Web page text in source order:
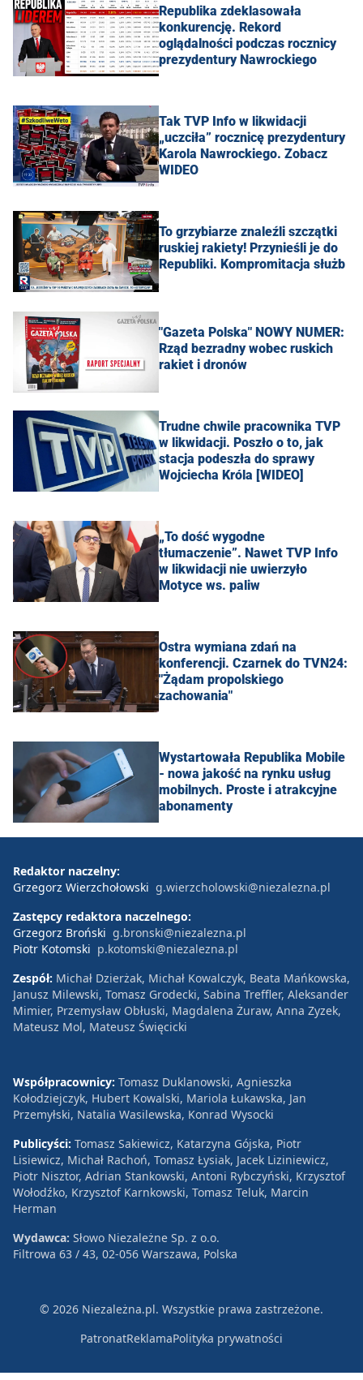
Republika zdeklasowała
konkurencję. Rekord
oglądalności podczas rocznicy
prezydentury Nawrockiego
Tak TVP Info w likwidacji
„uczciła” rocznicę prezydentury
Karola Nawrockiego. Zobacz
WIDEO
To grzybiarze znaleźli szczątki
ruskiej rakiety! Przynieśli je do
Republiki. Kompromitacja służb
"Gazeta Polska" NOWY NUMER:
Rząd bezradny wobec ruskich
rakiet i dronów
Trudne chwile pracownika TVP
w likwidacji. Poszło o to, jak
stacja podeszła do sprawy
Wojciecha Króla [WIDEO]
„To dość wygodne
tłumaczenie”. Nawet TVP Info
w likwidacji nie uwierzyło
Motyce ws. paliw
Ostra wymiana zdań na
konferencji. Czarnek do TVN24:
"Żądam propolskiego
zachowania"
Wystartowała Republika Mobile
- nowa jakość na rynku usług
mobilnych. Proste i atrakcyjne
abonamenty
Redaktor naczelny:
Grzegorz Wierzchołowski g.wierzcholowski@niezalezna.pl
Zastępcy redaktora naczelnego:
Grzegorz Broński g.bronski@niezalezna.pl
Piotr Kotomski p.kotomski@niezalezna.pl
Zespół: Michał Dzierżak, Michał Kowalczyk, Beata Mańkowska,
Janusz Milewski, Tomasz Grodecki, Sabina Treffler, Aleksander
Mimier, Przemysław Obłuski, Magdalena Żuraw, Anna Zyzek,
Mateusz Mol, Mateusz Święcicki
Współpracownicy: Tomasz Duklanowski, Agnieszka
Kołodziejczyk, Hubert Kowalski, Mariola Łukawska, Jan
Przemyłski, Natalia Wasilewska, Konrad Wysocki
Publicyści: Tomasz Sakiewicz, Katarzyna Gójska, Piotr
Lisiewicz, Michał Rachoń, Tomasz Łysiak, Jacek Liziniewicz,
Piotr Nisztor, Adrian Stankowski, Antoni Rybczyński, Krzysztof
Wołodźko, Krzysztof Karnkowski, Tomasz Teluk, Marcin
Herman
Wydawca: Słowo Niezależne Sp. z o.o.
Filtrowa 63 / 43, 02-056 Warszawa, Polska
© 2026 Niezależna.pl. Wszystkie prawa zastrzeżone.
PatronatReklamaPolityka prywatności